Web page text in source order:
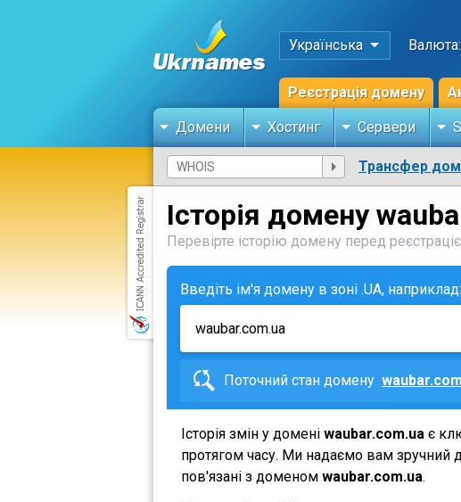
Українська Валюта:
Реєстрація домену
Домени Хостинг Сервери
Трансфер
Історія домену
Перевірте історію домену перед
Введіть ім'я домену в зоні .UA,
Поточний стан домену
Історія змін у домені waubar.com.ua є
протягом часу. Ми надаємо вам зручний
пов'язані з доменом waubar.com.ua.